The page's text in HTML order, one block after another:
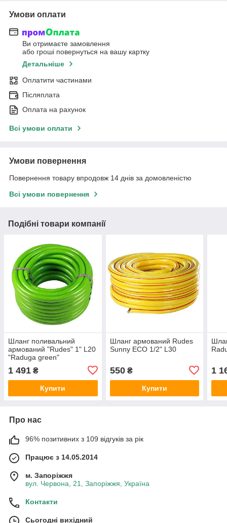
Умови оплати
Ви отримаєте замовлення
або гроші повернуться на вашу картку
Детальніше
Оплатити частинами
Післяплата
Оплата на рахунок
Всі умови оплати
Умови повернення
Повернення товару впродовж 14 днів за домовленістю
Всі умови повернення
Подібні товари компанії
Шланг поливальний
армований "Rudes" 1" L20
"Raduga green"
1 491 ₴
Купити
Шланг армований Rudes
Sunny ECO 1/2" L30
550₴
Купити
1
Про нас
96% позитивних з 109 відгуків за рік
Працює з 14.05.2014
м. Запоріжжя
вул. Червона, 21, Запоріжжя, Україна
Контакти
Сьогодні вихідний